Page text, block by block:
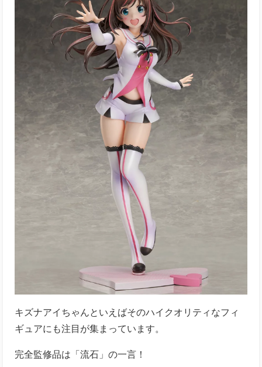
キズナアイちゃんといえばそのハイクオリティなフィ
ギュアにも注目が集まっています。
完全監修品は「流石」の一言！